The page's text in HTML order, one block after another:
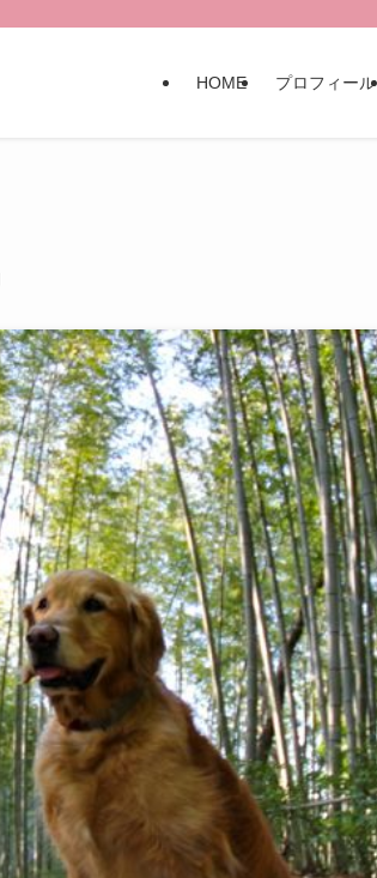
HOME プロフィール